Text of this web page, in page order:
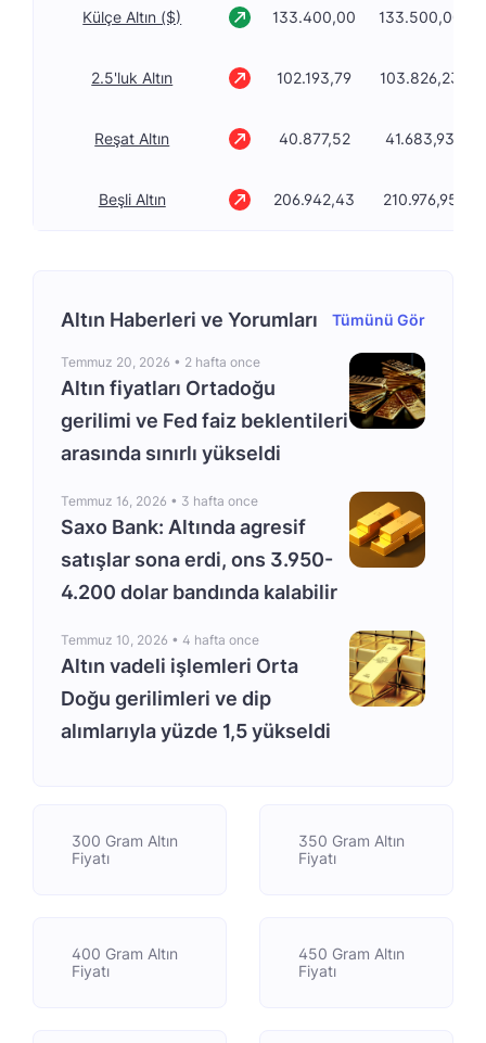
Külçe Altın ($) 133.400,00 133.500,00
2.5'luk Altın 102.193,79 103.826,23
Reşat Altın 40.877,52 41.683,93
Beşli Altın 206.942,43 210.976,95
Altın Haberleri ve Yorumları Tümünü Gör
Temmuz 20, 2026 • 2 hafta once
Altın fiyatları Ortadoğu
gerilimi ve Fed faiz beklentileri
arasında sınırlı yükseldi
Temmuz 16, 2026 • 3 hafta once
Saxo Bank: Altında agresif
satışlar sona erdi, ons 3.950-
4.200 dolar bandında kalabilir
Temmuz 10, 2026 • 4 hafta once
Altın vadeli işlemleri Orta
Doğu gerilimleri ve dip
alımlarıyla yüzde 1,5 yükseldi
300 Gram Altın
Fiyatı
350 Gram Altın
Fiyatı
400 Gram Altın
Fiyatı
450 Gram Altın
Fiyatı